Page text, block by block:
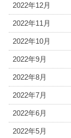
2022年12月
2022年11月
2022年10月
2022年9月
2022年8月
2022年7月
2022年6月
2022年5月